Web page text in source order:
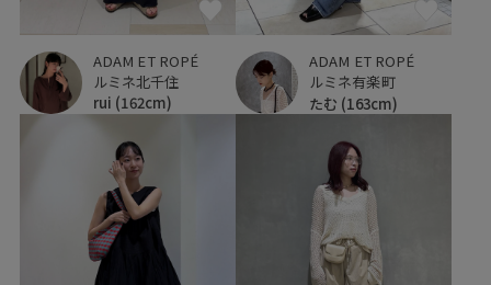
ADAM ET ROPÉ
ルミネ北千住
rui (162cm)
ADAM ET ROPÉ
ルミネ有楽町
たむ (163cm)